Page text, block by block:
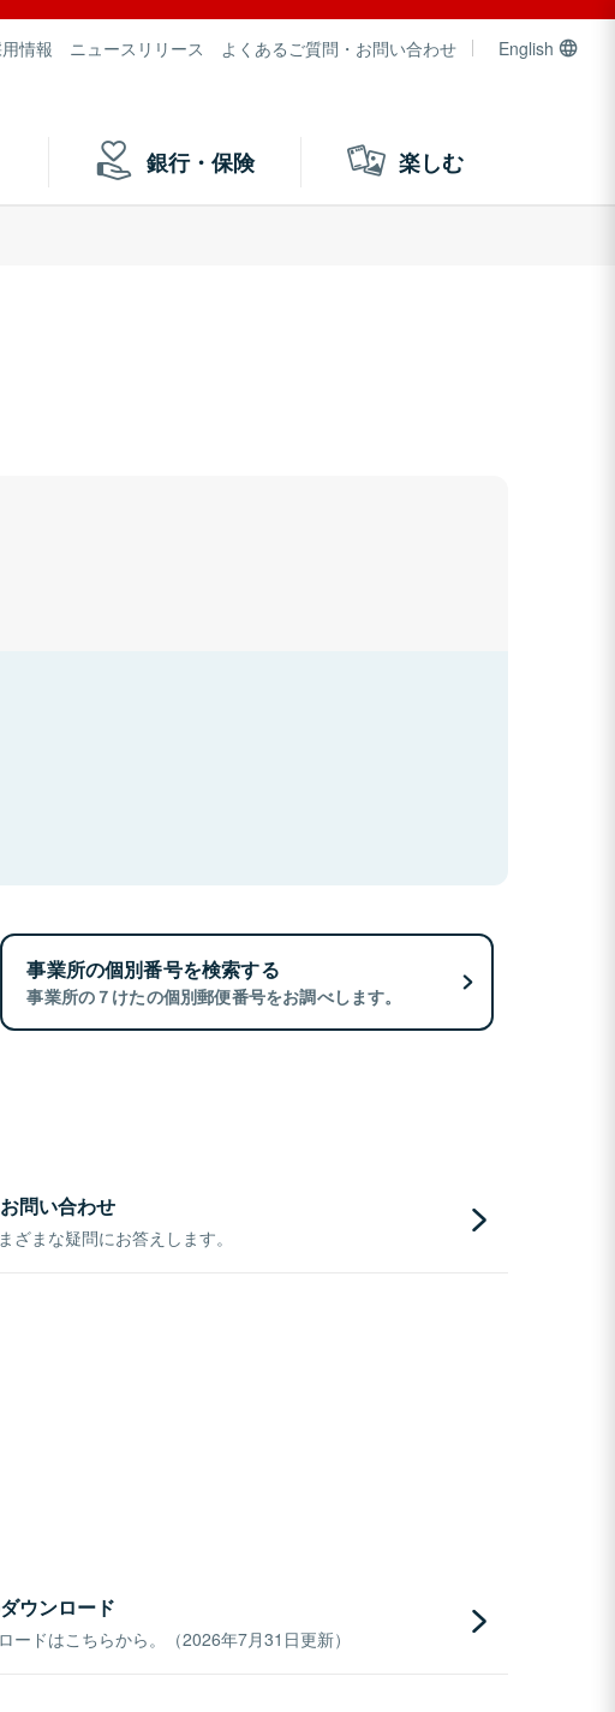
情報 ニュースリリース よくあるご質問・お問い合わせ English
銀行・保険 楽しむ
事業所の個別番号を検索する
事業所の７けたの個別郵便番号をお調べします。
問い合わせ
ざまな疑問にお答えします。
ウンロード
ードはこちらから。（2026年7月31日更新）